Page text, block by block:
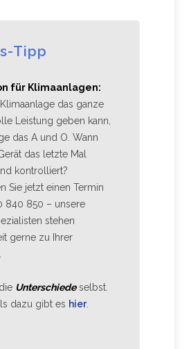
Tipp
für Klimaanlagen:
das ganze
Leistung geben kann,
das A und O. Wann
das letzte Mal
kontrolliert?
Sie jetzt einen Termin
840 850 – unsere
stehen
gerne zu Ihrer
Unterschiede selbst.
dazu gibt es hier.